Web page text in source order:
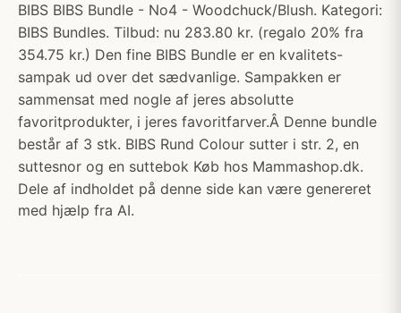
BIBS BIBS Bundle - No4 - Woodchuck/Blush. Kategori:
BIBS Bundles. Tilbud: nu 283.80 kr. (regalo 20% fra
354.75 kr.) Den fine BIBS Bundle er en kvalitets-
sampak ud over det sædvanlige. Sampakken er
sammensat med nogle af jeres absolutte
favoritprodukter, i jeres favoritfarver.Â Denne bundle
består af 3 stk. BIBS Rund Colour sutter i str. 2, en
suttesnor og en suttebok Køb hos Mammashop.dk.
Dele af indholdet på denne side kan være genereret
med hjælp fra AI.